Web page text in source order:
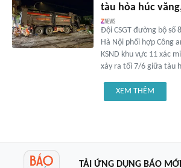
tàu hỏa húc
Đội CSGT đường bộ số
Hà Nội phối hợp Công
KSND khu vực 11 xác
xảy ra tối 7/6 giữa tàu
XEM THÊM
TẢI ỨNG DỤNG BÁO MỚI